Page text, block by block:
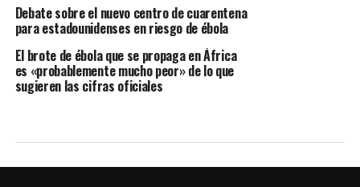
Debate sobre el nuevo centro de cuarentena
para estadounidenses en riesgo de ébola
El brote de ébola que se propaga en África
es «probablemente mucho peor» de lo que
sugieren las cifras oficiales